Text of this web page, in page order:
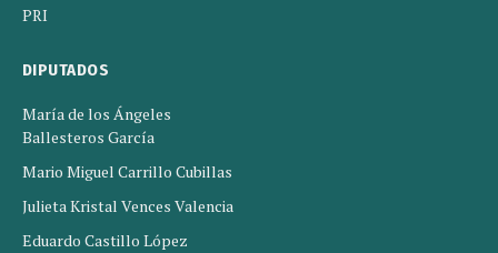
PRI
DIPUTADOS
María de los Ángeles
Ballesteros García
Mario Miguel Carrillo Cubillas
Julieta Kristal Vences Valencia
Eduardo Castillo López